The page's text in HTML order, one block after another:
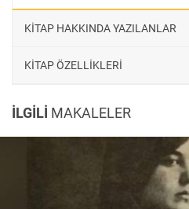
KİTAP HAKKINDA YAZILANLAR
KİTAP ÖZELLİKLERİ
İLGİLİ MAKALELER